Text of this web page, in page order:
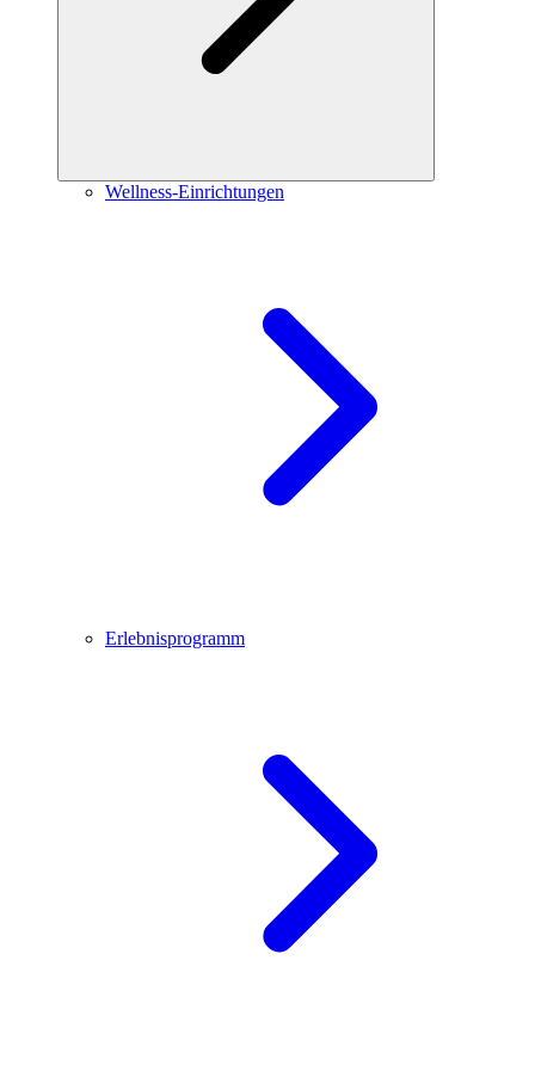
Wellness-Einrichtungen
Erlebnisprogramm